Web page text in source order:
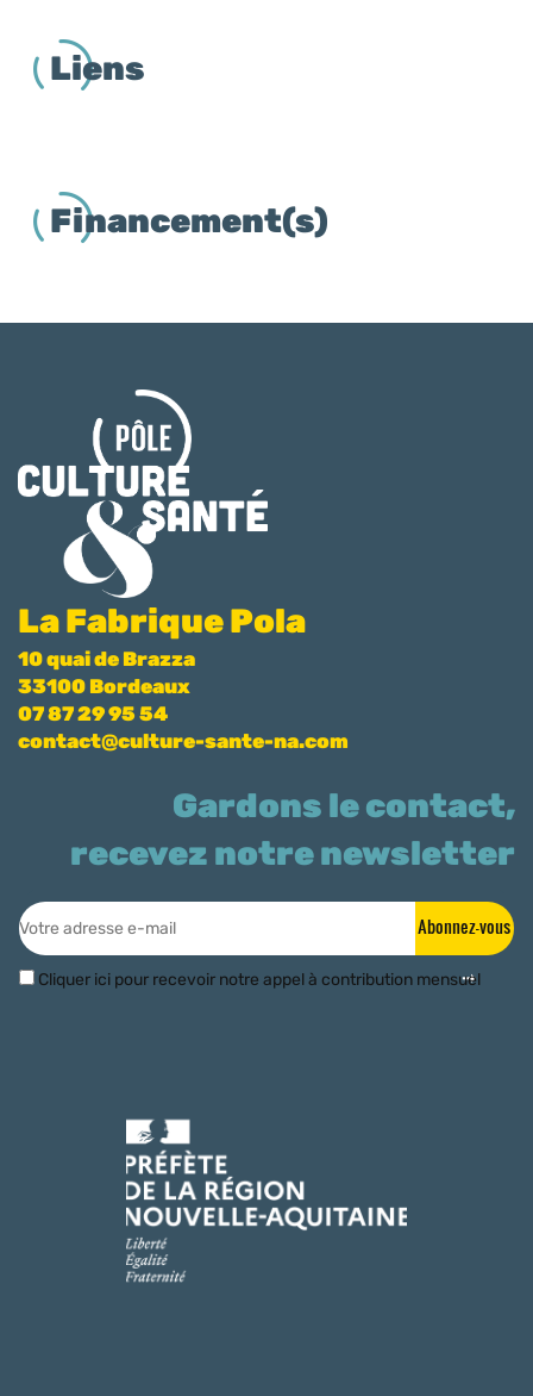
Liens
Financement(s)
La Fabrique Pola
10 quai de Brazza
33100 Bordeaux
07 87 29 95 54
contact@culture-sante-na.com
Gardons le contact,
recevez notre newsletter
Abonnez-vous
Cliquer ici pour recevoir notre appel à contribution mensuel